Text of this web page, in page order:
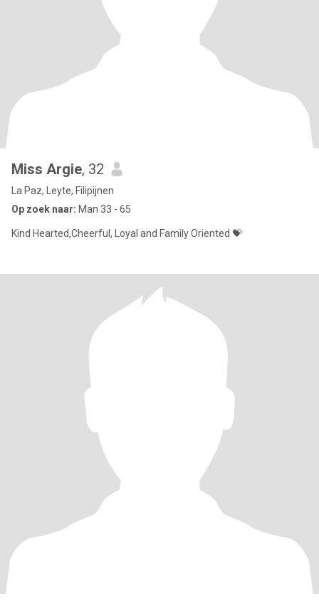
Miss Argie, 32
La Paz, Leyte, Filipijnen
Op zoek naar: Man 33 - 65
Kind Hearted,Cheerful, Loyal and Family Oriented 💝